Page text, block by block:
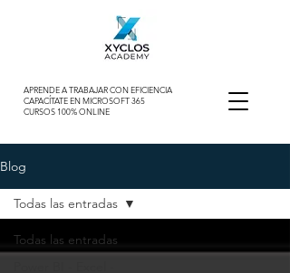
APRENDE A TRABAJAR CON EFICIENCIA
CAPACÍTATE EN MICROSOFT 365
CURSOS 100% ONLINE
Blog
Todas las entradas
Todas las entradas